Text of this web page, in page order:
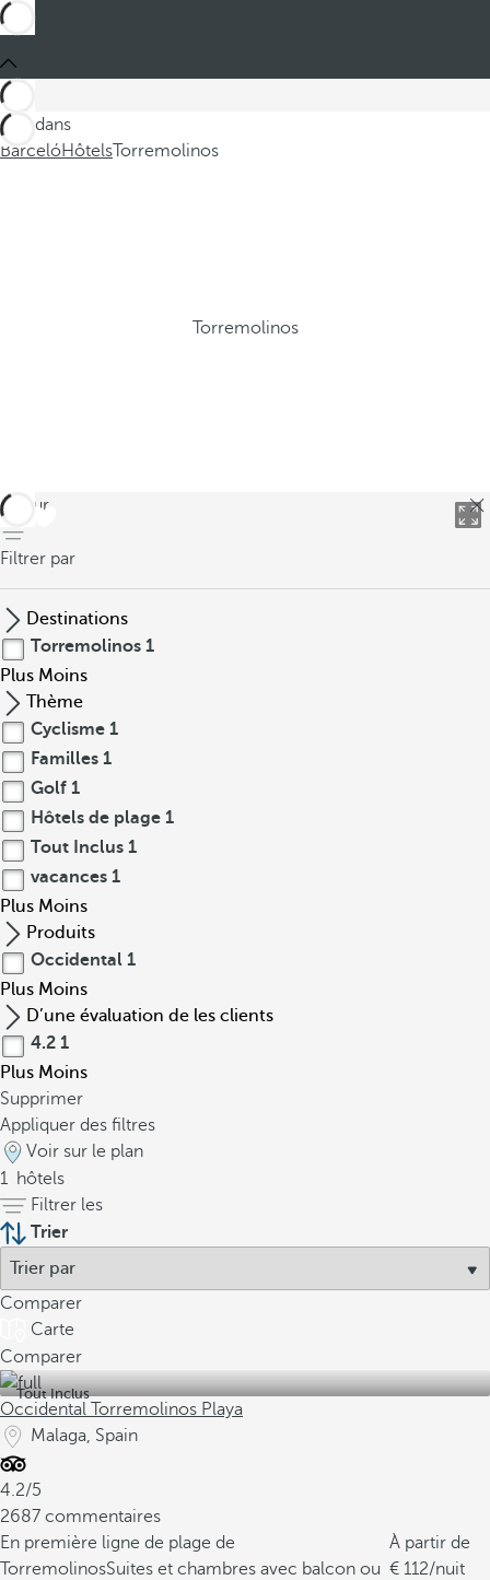
Ces dans
BarcelóHôtelsTorremolinos
Torremolinos
retour
Filtrer par
Destinations
Torremolinos 1
Plus Moins
Thème
Cyclisme 1
Familles 1
Golf 1
Hôtels de plage 1
Tout Inclus 1
vacances 1
Plus Moins
Produits
Occidental 1
Plus Moins
D’une évaluation de les clients
4.2 1
Plus Moins
Supprimer
Appliquer des filtres
Voir sur le plan
1 hôtels
Filtrer les
Trier
Comparer
Carte
Comparer
Tout Inclus
Occidental Torremolinos Playa
Malaga, Spain
4.2/5
2687 commentaires
En première ligne de plage de
TorremolinosSuites et chambres avec balcon ou
À partir de
112/nuit